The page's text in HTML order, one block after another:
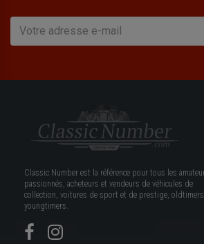
Classic Number est la référence pour tous les
passionnés, acheteurs et vendeurs de véhicules de
collection, voitures de sport et de prestige,
youngtimers.